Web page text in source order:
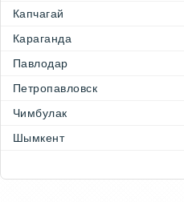
Капчагай
Караганда
Павлодар
Петропавловск
Чимбулак
Шымкент